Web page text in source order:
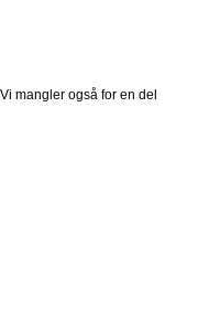
mangler også for en del